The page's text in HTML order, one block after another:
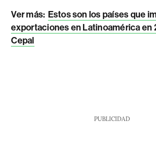
Ver más: Estos son los países que
exportaciones en Latinoamérica en
Cepal
PUBLICIDAD